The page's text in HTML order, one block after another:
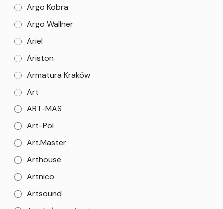
Argo Kobra
Argo Wallner
Ariel
Ariston
Armatura Kraków
Art
ART-MAS
Art-Pol
Art.Master
Arthouse
Artnico
Artsound